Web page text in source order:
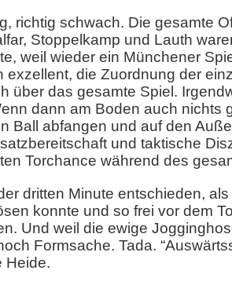
richtig schwach. Die gesamte
Stoppelkamp und Lauth
weil wieder ein Münchener
die Zuordnung der
über das gesamte Spiel.
dann am Boden auch nichts
Ball abfangen und auf den
und taktische
Torchance während des
dritten Minute entschieden,
konnte und so frei vor dem
Und weil die ewige
Formsache. Tada.
Heide.